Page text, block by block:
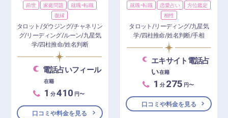
前世
家庭問題
就職・転職
復縁
タロット/ダウジング/チャネリン
グ/リーディング/ルーン/九星気
学/四柱推命/姓名判断
電話占いフィール
在籍
1 分410 円〜
口コミや料金を見る
就職・転職
恋愛占い
方位鑑定
相性
タロット/リーディング/九星気
学/四柱推命/姓名判断/手相
エキサイト電話占
い在籍
1 分 275 円〜
口コミや料金を見る